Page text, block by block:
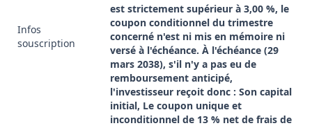
Infos
souscription
est strictement supérieur à 3,00 %, le
coupon conditionnel du trimestre
concerné n'est ni mis en mémoire ni
versé à l'échéance. À l'échéance (29
mars 2038), s'il n'y a pas eu de
remboursement anticipé,
l'investisseur reçoit donc : Son capital
initial, Le coupon unique et
inconditionnel de 13 % net de frais de